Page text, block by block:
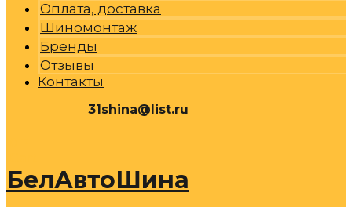
Оплата, доставка
Шиномонтаж
Бренды
Отзывы
Контакты
31shina@list.ru
БелАвтоШина